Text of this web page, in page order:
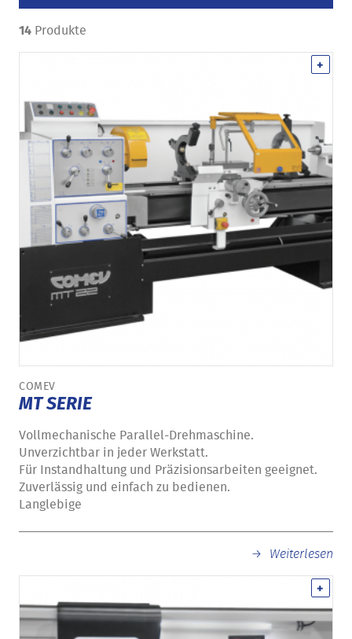
14 Produkte
+
COMEV
MT SERIE
Vollmechanische Parallel-Drehmaschine.
Unverzichtbar in jeder Werkstatt.
Für Instandhaltung und Präzisionsarbeiten geeignet.
Zuverlässig und einfach zu bedienen.
Langlebige
Weiterlesen
+